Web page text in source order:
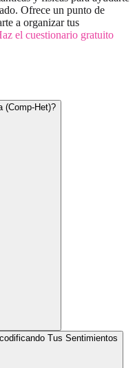
Ofrece un punto de
a organizar tus
el cuestionario gratuito
(Comp-Het)?
Tus Sentimientos